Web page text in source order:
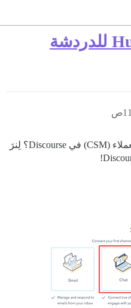
هل تريد دمج نظام إدارة علاقات العملاء (CSM) في Discourse؟ لِنرَ